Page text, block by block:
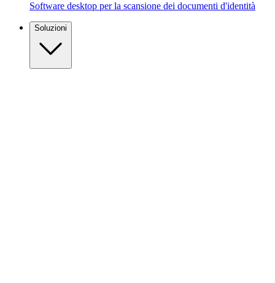
Software desktop per la scansione dei documenti d'identità
Soluzioni